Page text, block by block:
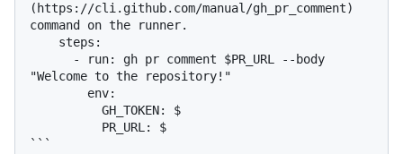
(https://cli.github.com/manual/gh_pr_comment)
command on the runner.
"Welcome to the repository!"